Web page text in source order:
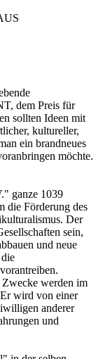
dem Preis für
sollten Ideen mit
kultureller,
ein brandneues
möchte.
ganze 1039
die Förderung des
Der
sein,
und neue
werden im
wird von einer
anderer
und